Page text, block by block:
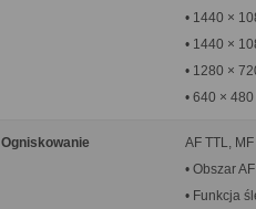
• 1440 ×
• 1440 ×
• 1280 ×
• 640 ×
Ogniskowanie
AF TTL, MF
• Obszar
• Funkcja